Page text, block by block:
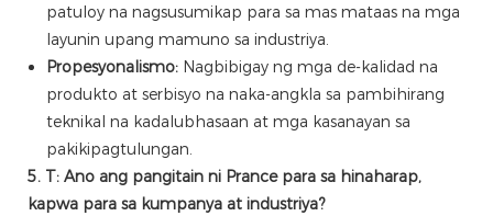
patuloy na nagsusumikap para sa mas mataas na mga
layunin upang mamuno sa industriya.
Propesyonalismo: Nagbibigay ng mga de-kalidad na
produkto at serbisyo na naka-angkla sa pambihirang
teknikal na kadalubhasaan at mga kasanayan sa
pakikipagtulungan.
5. T: Ano ang pangitain ni Prance para sa hinaharap,
kapwa para sa kumpanya at industriya?